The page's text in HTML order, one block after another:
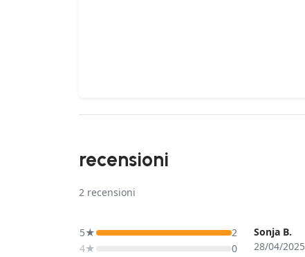
recensioni
2 recensioni
5★
2
4★
0
Sonja B.
28/04/2025